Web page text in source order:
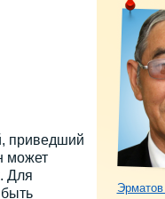
приведший
может
Для